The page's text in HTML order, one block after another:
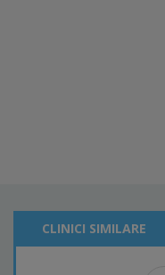
CLINICI SIMILARE